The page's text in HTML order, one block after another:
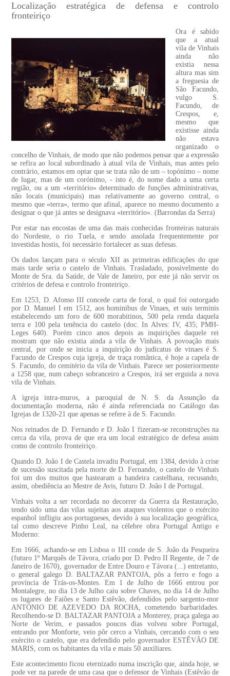
Localização estratégica de defensa e controlo
fronteiriço
Ora é sabido
que a atual
vila de Vinhais
ainda não
existia nessa
altura mas sim
a freguesia de
São Facundo,
vulgo S.
Facundo, de
Crespos, e,
mesmo que
existisse ainda
não estava
organizado o
concelho de Vinhais, de modo que não podemos pensar que a expressão
se refira ao local subordinado à atual vila de Vinhais, mas antes pelo
contrário, estamos em optar que se trata não de um – topónimo – nome
de lugar, mas de um corónimo, - isto é, do nome dado a uma certa
região, ou a um «território» determinado de funções administrativas,
não locais (municipais) mas relativamente ao governo central, o
mesmo que «terra», termo que afinal, aparece no mesmo documento a
designar o que já antes se designava «território». (Barrondas da Serra)
Por estar nas encostas de uma das mais conhecidas fronteiras naturais
do Nordeste, o rio Tuela, e sendo assolada frequentemente por
investidas hostis, foi necessário fortalecer as suas defesas.
Os dados lançam para o século XII as primeiras edificações do que
mais tarde seria o castelo de Vinhais. Trasladado, possivelmente do
Monte de Sra. da Saúde, de Vale de Janeiro, por este já não servir os
critérios de defesa e controlo fronteiriço.
Em 1253, D. Afonso III concede carta de foral, o qual foi outorgado
por D. Manuel I em 1512, aos hominibus de Vinaes, et suis terminis
estabelecendo um foro de 600 morabitinos, 500 pela renda daquela
terra e 100 pela tenência do castelo (doc. In Alves: IV, 435; PMH-
Leges 640). Porém cinco anos depois as inquirições daquele rei
mostram que não existia ainda a vila de Vinhais. A povoação mais
central, por onde se inicia a inquirição do judicatus de vinaes é S.
Facundo de Crespos cuja igreja, de traça românica, é hoje a capela de
S. Facundo, do cemitério da vila de Vinhais. Parece ser posteriormente
a 1258 que, num cabeço sobranceiro a Crespos, irá ser erguida a nova
vila de Vinhais.
A igreja intra-muros, a paroquial de N. S. da Assunção da
documentação moderna, não é ainda referenciada no Catálogo das
Igrejas de 1320-21 que apenas se refere à de S. Facundo.
Nos reinados de D. Fernando e D. João I fizeram-se reconstruções na
cerca da vila, prova de que era um local estratégico de defesa assim
como de controlo fronteiriço.
Quando D. João I de Castela invadiu Portugal, em 1384, devido à crise
de sucessão suscitada pela morte de D. Fernando, o castelo de Vinhais
foi um dos muitos que hastearam a bandeira castelhana, recusando,
assim, obediência ao Mestre de Avis, futuro D. João I de Portugal.
Vinhais volta a ser recordada no decorrer da Guerra da Restauração,
tendo sido uma das vilas sujeitas aos ataques violentos que o exército
espanhol infligiu aos portugueses, devido à sua localização geográfica,
tal como descreve Pinho Leal, na célebre obra Portugal Antigo e
Moderno:
Em 1666, achando-se em Lisboa o III conde de S. João da Pesqueira
(futuro 1º Marquês de Távora, criado por D. Pedro II Regente, de 7 de
Janeiro de 1670), governador de Entre Douro e Távora (...) entretanto,
o general galego D. BALTAZAR PANTOJA, pôs a ferro e fogo a
província de Trás-os-Montes. Em 1 de Julho de 1666 entrou por
Montalegre, no dia 13 de Julho caiu sobre Chaves, no dia 14 de Julho
os lugares de Faiões e Santo Estêvão, defendidos pelo sargento-mor
ANTÓNIO DE AZEVEDO DA ROCHA, cometendo barbaridades.
Recolhendo-se D. BALTAZAR PANTOJA a Monterey, praça galega ao
Norte de Verim, e passados poucos dias volveu sobre Portugal,
entrando por Monforte, veio pôr cerco a Vinhais, cercando com o seu
exército o castelo, que era defendido pelo governador ESTÊVÃO DE
MARIS, com os habitantes da vila e mais 50 auxiliares.
Este acontecimento ficou eternizado numa inscrição que, ainda hoje, se
pode ver na parede de uma casa que o defensor de Vinhais (Estêvão de